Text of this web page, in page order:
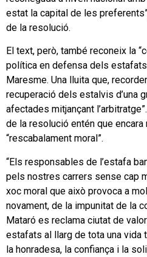
estat la capital de les
de la resolució.
El text, però, també reconeix la
política en defensa dels
Maresme. Una lluita que,
recuperació dels estalvis d’una
afectades mitjançant
de la resolució entén que encara
“rescabalament moral”.
“Els responsables de l’estafa
pels nostres carrers sense cap
xoc moral que això provoca a
novament, de la impunitat de la
Mataró es reclama ciutat de
estafats al llarg de tota una vida
la honradesa, la confiança i la